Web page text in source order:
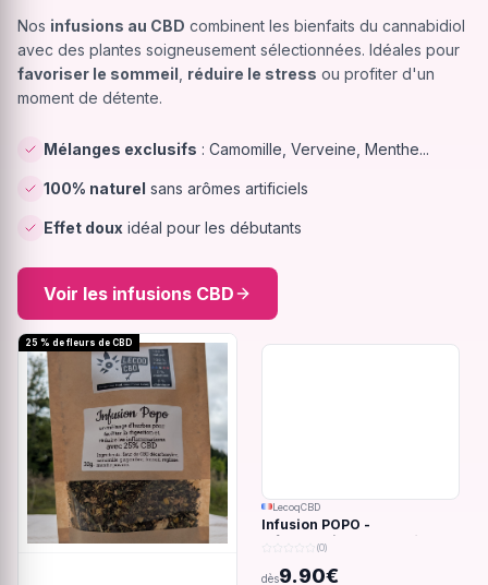
Nos infusions au CBD combinent les bienfaits du cannabidiol
avec des plantes soigneusement sélectionnées. Idéales pour
favoriser le sommeil réduire le stress ou profiter d'un
moment de détente.
Mélanges exclusifs : Camomille, Verveine, Menthe...
100% naturel sans arômes artificiels
Effet doux idéal pour les débutants
Voir les infusions CBD
25 % de fleurs de CBD
LecoqCBD
Infusion POPO -
Inflammations du système
digestif - 32g
(0)
dès9.90€